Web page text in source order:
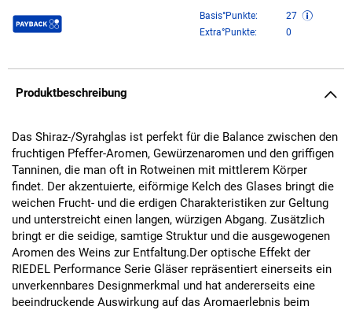
Payback Punkte Basis°Punkte:
27
Extra°Punkte:
0
Produktbeschreibung
Das Shiraz-/Syrahglas ist perfekt für die Balance zwischen den
fruchtigen Pfeffer-Aromen, Gewürzenaromen und den griffigen
Tanninen, die man oft in Rotweinen mit mittlerem Körper
findet. Der akzentuierte, eiförmige Kelch des Glases bringt die
weichen Frucht- und die erdigen Charakteristiken zur Geltung
und unterstreicht einen langen, würzigen Abgang. Zusätzlich
bringt er die seidige, samtige Struktur und die ausgewogenen
Aromen des Weins zur Entfaltung.Der optische Effekt der
RIEDEL Performance Serie Gläser repräsentiert einerseits ein
unverkennbares Designmerkmal und hat andererseits eine
beeindruckende Auswirkung auf das Aromaerlebnis beim